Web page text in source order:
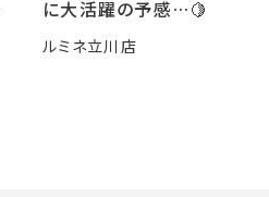
に大活躍の予感…🍋
ルミネ立川店